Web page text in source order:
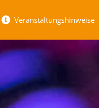
Veranstaltungshinweise